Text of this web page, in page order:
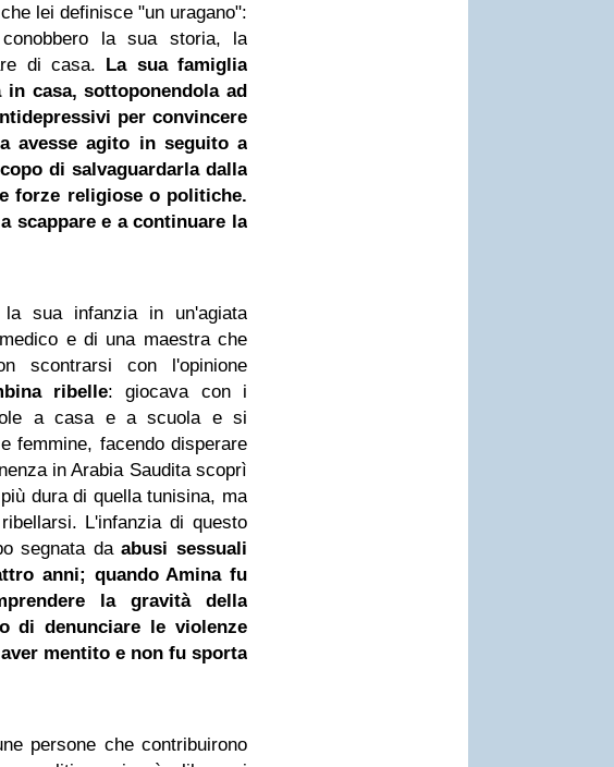
lei definisce "un uragano":
la sua storia, la
di casa. La sua famiglia
casa, sottoponendola ad
per convincere
avesse agito in seguito a
di salvaguardarla dalla
forze religiose o politiche.
scappare e a continuare la
sua infanzia in un'agiata
e di una maestra che
scontrarsi con l'opinione
ribelle: giocava con i
a casa e a scuola e si
femmine, facendo disperare
in Arabia Saudita scoprì
dura di quella tunisina, ma
L'infanzia di questo
segnata daabusi sessuali
anni; quando Amina fu
la gravità della
di denunciare le violenze
mentito e non fu sporta
persone che contribuirono